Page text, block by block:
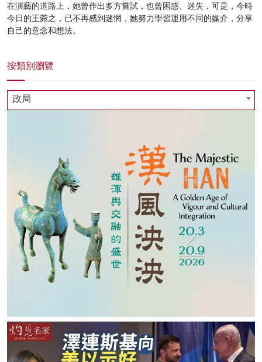
在演藝的道路上，她曾作出多方嘗試，也曾困惑、迷失，可是，今時
今日的王菀之，已不再感到迷惘，她努力學習運用不同的媒介，分享
自己的意念和想法。
按類別瀏覽
政局